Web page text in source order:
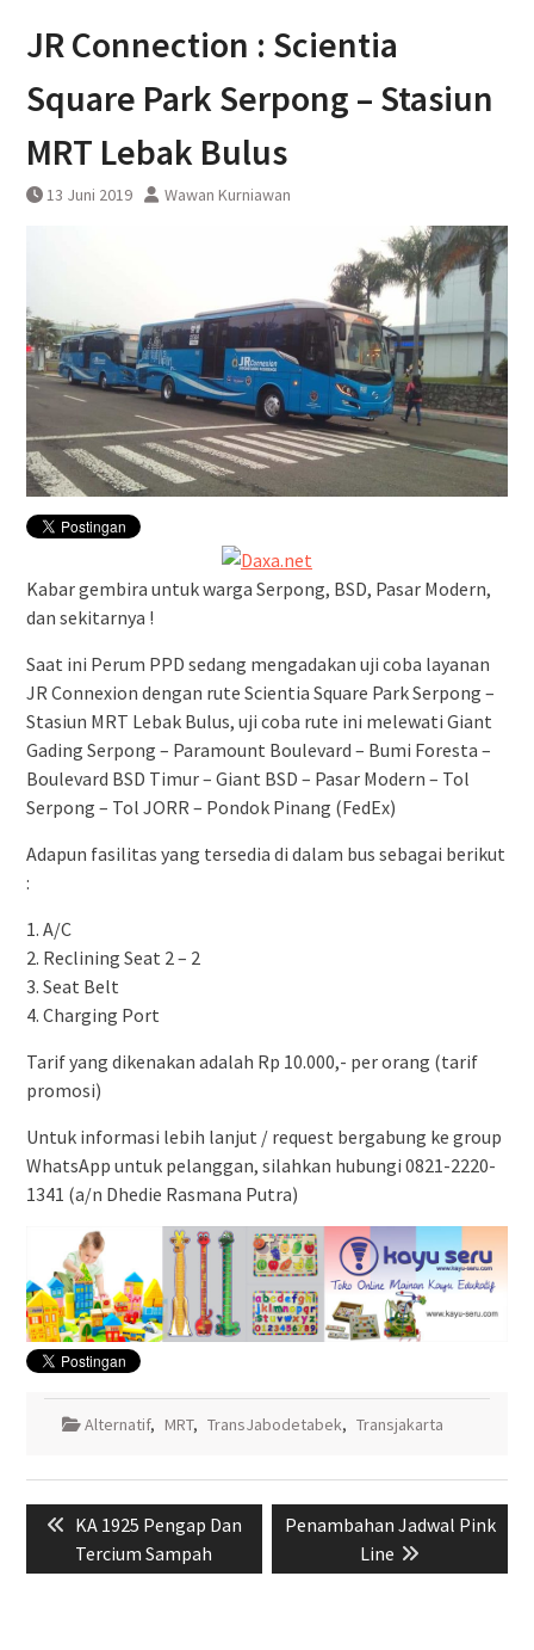
Uji Coba Terbatas Perpanjangan
Layanan Kereta Api Srilelawangsa
JR Connection : Scientia
Square Park Serpong – Stasiun
MRT Lebak Bulus
13 Juni 2019 Wawan Kurniawan
Kabar gembira untuk warga Serpong, BSD, Pasar Modern,
dan sekitarnya !
Saat ini Perum PPD sedang mengadakan uji coba layanan
JR Connexion dengan rute Scientia Square Park Serpong –
Stasiun MRT Lebak Bulus, uji coba rute ini melewati Giant
Gading Serpong – Paramount Boulevard – Bumi Foresta –
Boulevard BSD Timur – Giant BSD – Pasar Modern – Tol
Serpong – Tol JORR – Pondok Pinang (FedEx)
Adapun fasilitas yang tersedia di dalam bus sebagai berikut
:
1. A/C
2. Reclining Seat 2 – 2
3. Seat Belt
4. Charging Port
Tarif yang dikenakan adalah Rp 10.000,- per orang (tarif
promosi)
Untuk informasi lebih lanjut / request bergabung ke group
WhatsApp untuk pelanggan, silahkan hubungi 0821-2220-
1341 (a/n Dhedie Rasmana Putra)
Alternatif, MRT, TransJabodetabek, Transjakarta
pos
Previous
post:
KA 1925 Pengap Dan
Tercium Sampah
Next
Penambahan Jadwal Pink
Line